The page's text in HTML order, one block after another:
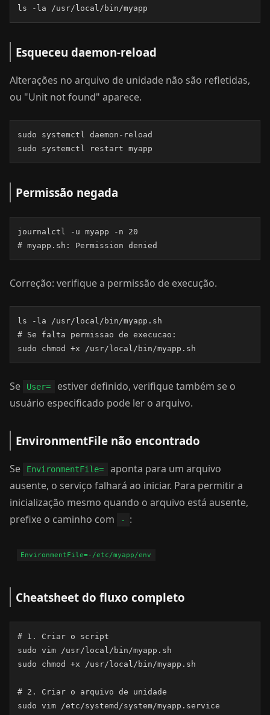
ls -la /usr/local/bin/myapp
Esqueceu daemon-reload
Alterações no arquivo de unidade não são refletidas,
ou "Unit not found" aparece.
sudo systemctl daemon-reload
sudo systemctl restart myapp
Permissão negada
journalctl -u myapp -n 20
# myapp.sh: Permission denied
Correção: verifique a permissão de execução.
ls -la /usr/local/bin/myapp.sh
# Se falta permissao de execucao:
sudo chmod +x /usr/local/bin/myapp.sh
Se User=
estiver definido, verifique também se o
usuário especificado pode ler o arquivo.
EnvironmentFile não encontrado
Se EnvironmentFile=
aponta para um arquivo
ausente, o serviço falhará ao iniciar. Para permitir a
inicialização mesmo quando o arquivo está ausente,
prefixe o caminho com
- :
Cheatsheet do fluxo completo
# 1. Criar o script
sudo vim /usr/local/bin/myapp.sh
sudo chmod +x /usr/local/bin/myapp.sh
# 2. Criar o arquivo de unidade
sudo vim /etc/systemd/system/myapp.service